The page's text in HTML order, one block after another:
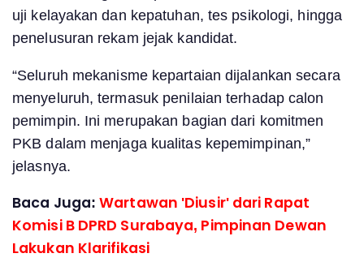
uji kelayakan dan kepatuhan, tes psikologi, hingga
penelusuran rekam jejak kandidat.
“Seluruh mekanisme kepartaian dijalankan secara
menyeluruh, termasuk penilaian terhadap calon
pemimpin. Ini merupakan bagian dari komitmen
PKB dalam menjaga kualitas kepemimpinan,”
jelasnya.
Baca Juga:Wartawan 'Diusir' dari Rapat
Komisi B DPRD Surabaya, Pimpinan Dewan
Lakukan Klarifikasi